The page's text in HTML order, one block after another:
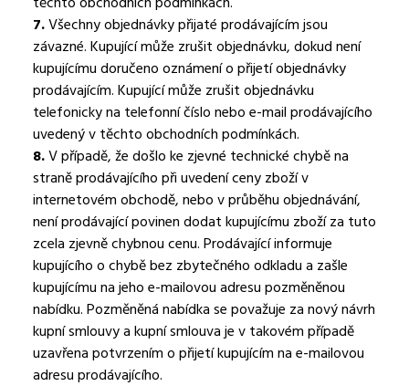
7.Všechny objednávky přijaté prodávajícím jsou
závazné. Kupující může zrušit objednávku, dokud není
kupujícímu doručeno oznámení o přijetí objednávky
prodávajícím. Kupující může zrušit objednávku
telefonicky na telefonní číslo nebo e-mail prodávajícího
uvedený v těchto obchodních podmínkách.
8.V případě, že došlo ke zjevné technické chybě na
straně prodávajícího při uvedení ceny zboží v
internetovém obchodě, nebo v průběhu objednávání,
není prodávající povinen dodat kupujícímu zboží za tuto
zcela zjevně chybnou cenu. Prodávající informuje
kupujícího o chybě bez zbytečného odkladu a zašle
kupujícímu na jeho e-mailovou adresu pozměněnou
nabídku. Pozměněná nabídka se považuje za nový návrh
kupní smlouvy a kupní smlouva je v takovém případě
uzavřena potvrzením o přijetí kupujícím na e-mailovou
adresu prodávajícího.